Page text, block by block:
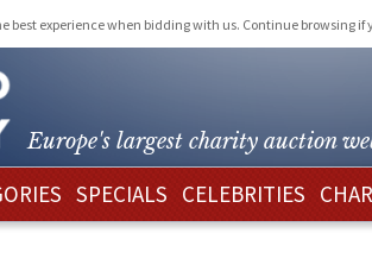
best experience when bidding with us. Continue browsing if
Europe's largest charity auction
SPECIALS CELEBRITIES